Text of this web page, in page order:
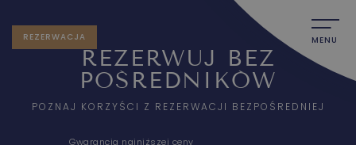
REZERWACJA MENU
REZERWUJ BEZ
POŚREDNIKÓW
POZNAJ KORZYŚCI Z REZERWACJI BEZPOŚREDNIEJ
Gwarancja najniższej ceny